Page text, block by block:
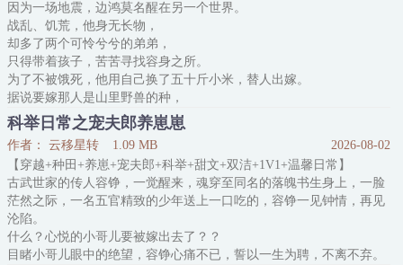
因为一场地震，边鸿莫名醒在另一个世界。
战乱、饥荒，他身无长物，
却多了两个可怜兮兮的弟弟，
只得带着孩子，苦苦寻找容身之所。
为了不被饿死，他用自己换了五十斤小米，替人出嫁。
据说要嫁那人是山里野兽的种，
长的钩爪锯牙，很是穷凶极恶，
仿佛还有吃人的癖好，人人闻之色变，
边鸿无所谓，比活活饿死强，好歹痛快些。
谁知花轿帘子一掀，眼前的男人英俊且高大，
那双蓝棕异瞳的眼睛，深沉如海。
且男人看着有过一面之缘的边鸿欲言又止。
他有点不敢相信，偷梁换柱的戏码竟然发生在自己身上。
眼看
科举日常之宠夫郎养崽崽
作者： 云移星转 1.09 MB
2026-08-02
【穿越+种田+养崽+宠夫郎+科举+甜文+双洁+1V1+温馨日常】
古武世家的传人容铮，一觉醒来，魂穿至同名的落魄书生身上，一脸
茫然之际，一名五官精致的少年送上一口吃的，容铮一见钟情，再见
沦陷。
什么？心悦的小哥儿要被嫁出去了？？
目睹小哥儿眼中的绝望，容铮心痛不已，誓以一生为聘，不离不弃。